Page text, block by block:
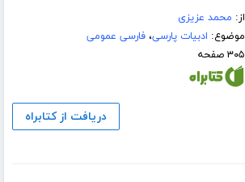
از: محمد عزیزی
موضوع: ادبیات پارسی،فارسی عمومی
۳۰۵ صفحه
دریافت از کتابراه